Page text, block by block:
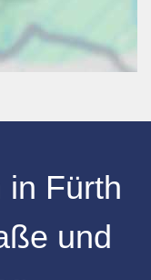
in Fürth
und